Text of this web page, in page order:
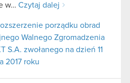
w… Czytaj dalej
porządku obrad
Walnego Zgromadzenia
S.A. zwołanego na dzień 11
2017 roku